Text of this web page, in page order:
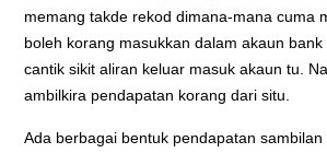
memang takde rekod dimana-mana cuma
boleh korang masukkan dalam akaun
cantik sikit aliran keluar masuk akaun tu.
ambilkira pendapatan korang dari situ.
Ada berbagai bentuk pendapatan